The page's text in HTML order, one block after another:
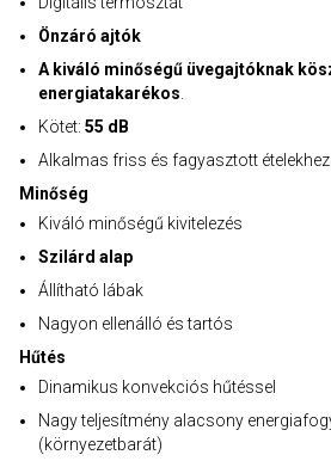
Önzáró ajtók
A kiváló minőségű üvegajtóknak
energiatakarékos
Kötet: 55 dB
Alkalmas friss és fagyasztott ételekhez
Minőség
Kiváló minőségű kivitelezés
Szilárd alap
Állítható lábak
Nagyon ellenálló és tartós
Hűtés
Dinamikus konvekciós hűtéssel
Nagy teljesítmény alacsony
(környezetbarát)